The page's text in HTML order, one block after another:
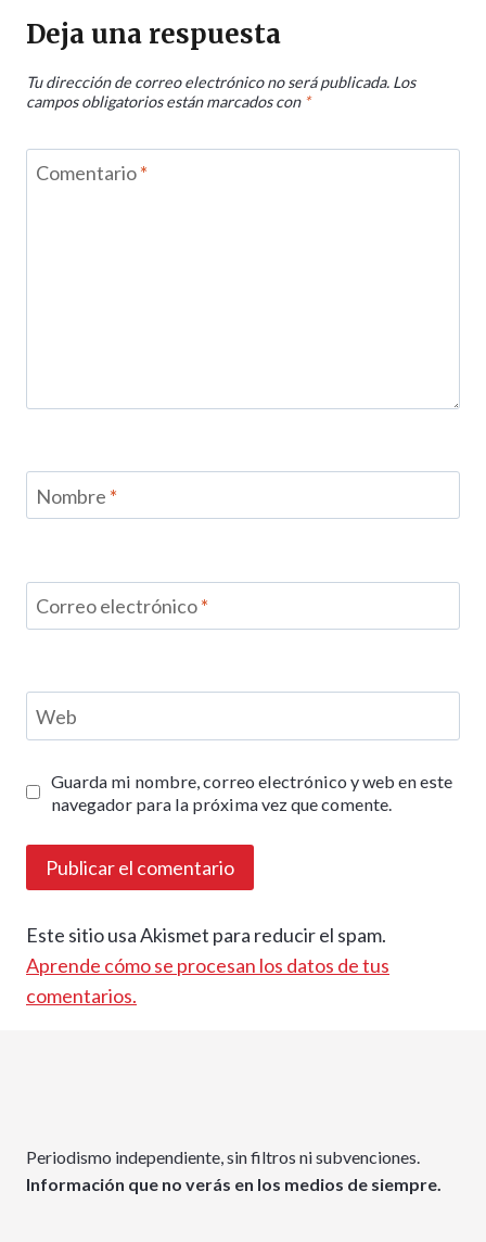
Deja una respuesta
Tu dirección de correo electrónico no será publicada. Los
campos obligatorios están marcados con *
Comentario*
Nombre *
Correo electrónico*
Web
Guarda mi nombre, correo electrónico y web en este
navegador para la próxima vez que comente.
Este sitio usa Akismet para reducir el spam.
Aprende cómo se procesan los datos de tus
comentarios.
Periodismo independiente, sin filtros ni subvenciones.
Información que no verás en los medios de siempre.